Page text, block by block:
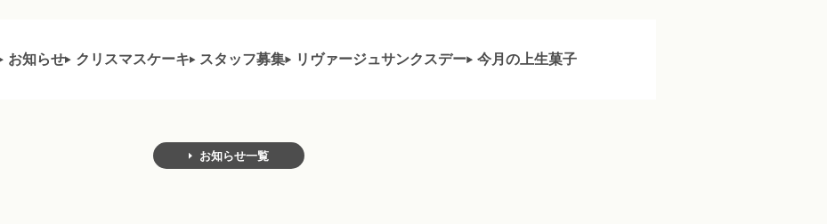
お知らせ クリスマスケーキ スタッフ募集 リヴァージュサンクスデー 今月の上生菓子
お知らせ一覧